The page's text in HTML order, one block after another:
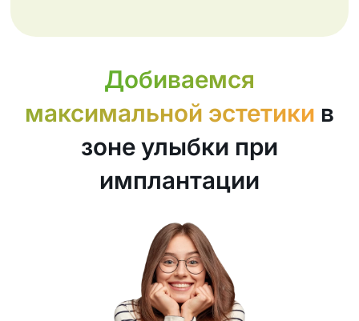
Добиваемся
максимальной эстетики в
зоне улыбки при
имплантации